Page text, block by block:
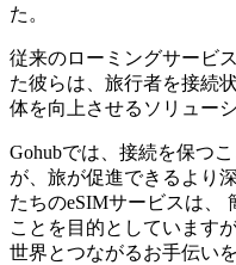
た。
従来のローミングサービ
た彼らは、旅行者を接続
体を向上させるソリュー
Gohubでは、接続を保つ
が、旅が促進できるより
たちのeSIMサービスは、
ことを目的としています
世界とつながるお手伝い